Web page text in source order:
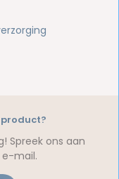
Spreek ons aan
mail.